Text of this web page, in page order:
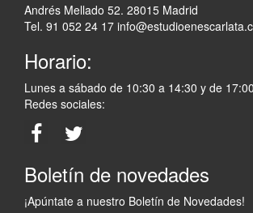
Andrés Mellado 52. 28015 Madrid
Tel. 91 052 24 17
Horario:
Lunes a sábado de 10:30 a 14:30 y de
Redes sociales:
Boletín de novedades
¡Apúntate a nuestro Boletín de Novedades!